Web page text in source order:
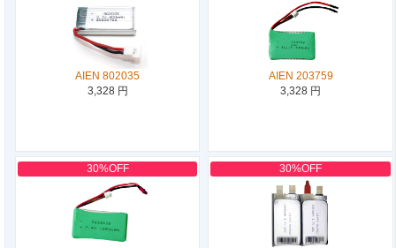
AIEN 802035
3,328 円
AIEN 203759
3,328 円
30%OFF 30%OFF